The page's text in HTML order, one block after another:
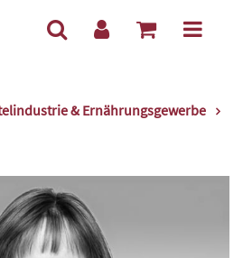
& Ernährungsgewerbe